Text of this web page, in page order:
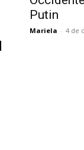
Putin
Mariela - 4 de